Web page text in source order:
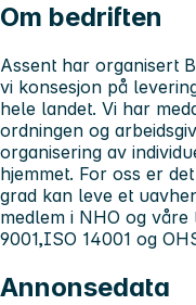
Om bedriften
Assent har organisert
vi konsesjon på
hele landet. Vi har
ordningen og
organisering av
hjemmet. For oss er
grad kan leve et
medlem i NHO og
9001,ISO 14001 og
Annonsedata